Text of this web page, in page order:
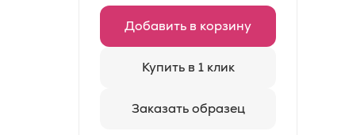
Добавить в корзину
Купить в 1 клик
Заказать образец